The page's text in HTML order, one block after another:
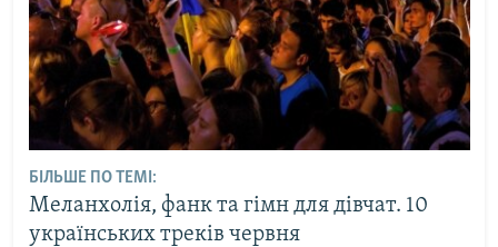
БІЛЬШЕ ПО ТЕМІ:
Меланхолія, фанк та гімн для дівчат. 10
українських треків червня